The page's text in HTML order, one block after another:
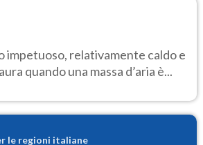
impetuoso, relativamente caldo e
quando una massa d’aria è...
le regioni italiane